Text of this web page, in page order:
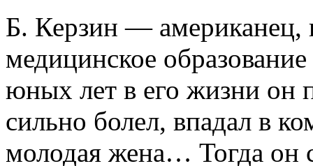
Б. Керзин — американец,
медицинское
юных лет в его жизни он
сильно болел, впадал в
молодая жена… Тогда он